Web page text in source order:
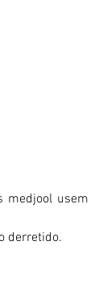
medjool usem
derretido.